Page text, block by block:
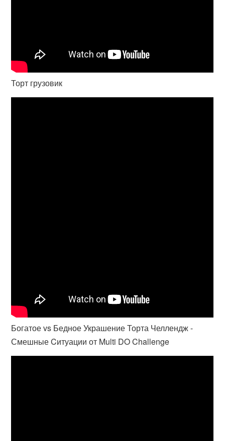
Торт грузовик
Богатое vs Бедное Украшение Торта Челлендж -
Смешные Cитуации от Multi DO Challenge